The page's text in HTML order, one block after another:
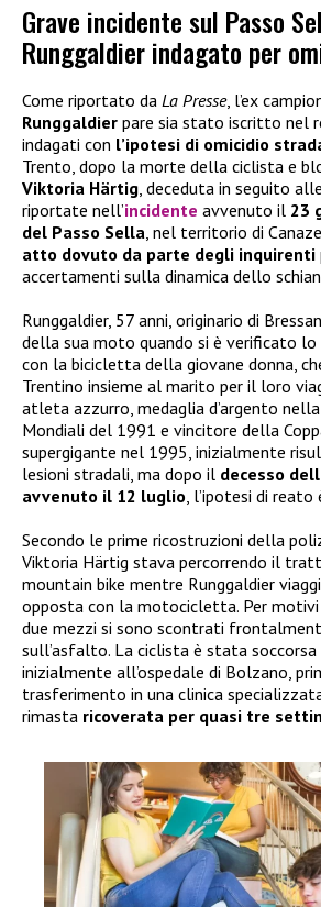
Grave incidente sul Passo
Runggaldier indagato per
Come riportato da La Presse, l’ex
Runggaldier pare sia stato iscritto nel
indagati con l’ipotesi di omicidio
Trento, dopo la morte della ciclista e
Viktoria Härtig, deceduta in seguito
riportate nell’incidente avvenuto il 23
del Passo Sella, nel territorio di
atto dovuto da parte degli inquirenti
accertamenti sulla dinamica dello
Runggaldier, 57 anni, originario di
della sua moto quando si è verificato lo
con la bicicletta della giovane donna,
Trentino insieme al marito per il loro
atleta azzurro, medaglia d’argento
Mondiali del 1991 e vincitore della
supergigante nel 1995, inizialmente
lesioni stradali, ma dopo il decesso
avvenuto il 12 luglio, l’ipotesi di
Secondo le prime ricostruzioni della
Viktoria Härtig stava percorrendo il
mountain bike mentre Runggaldier
opposta con la motocicletta. Per motivi
due mezzi si sono scontrati
sull’asfalto. La ciclista è stata
inizialmente all’ospedale di Bolzano,
trasferimento in una clinica
rimasta ricoverata per quasi tre